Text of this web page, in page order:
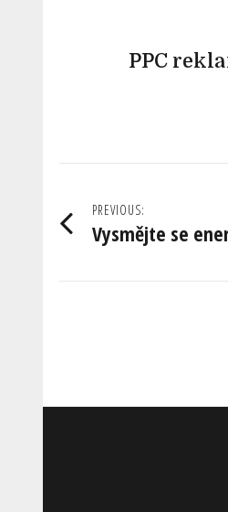
PPC
Navigace
pro
příspěvek
PREVIOUS:
Vysmějte se